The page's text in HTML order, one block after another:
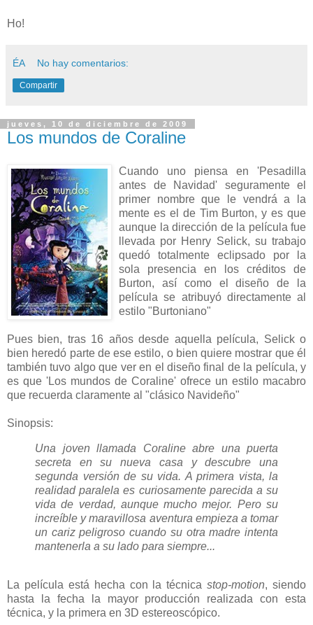
Ho!
ÉA No hay comentarios:
Compartir
jueves, 10 de diciembre de 2009
Los mundos de Coraline
Cuando uno piensa en 'Pesadilla
antes de Navidad' seguramente el
primer nombre que le vendrá a la
mente es el de Tim Burton, y es que
aunque la dirección de la película fue
llevada por Henry Selick, su trabajo
quedó totalmente eclipsado por la
sola presencia en los créditos de
Burton, así como el diseño de la
película se atribuyó directamente al
estilo "Burtoniano"
Pues bien, tras 16 años desde aquella película, Selick o
bien heredó parte de ese estilo, o bien quiere mostrar que él
también tuvo algo que ver en el diseño final de la película, y
es que 'Los mundos de Coraline' ofrece un estilo macabro
que recuerda claramente al "clásico Navideño"
Sinopsis:
Una joven llamada Coraline abre una puerta
secreta en su nueva casa y descubre una
segunda versión de su vida. A primera vista, la
realidad paralela es curiosamente parecida a su
vida de verdad, aunque mucho mejor. Pero su
increíble y maravillosa aventura empieza a tomar
un cariz peligroso cuando su otra madre intenta
mantenerla a su lado para siempre...
La película está hecha con la técnicastop-motion, siendo
hasta la fecha la mayor producción realizada con esta
técnica, y la primera en 3D estereoscópico.